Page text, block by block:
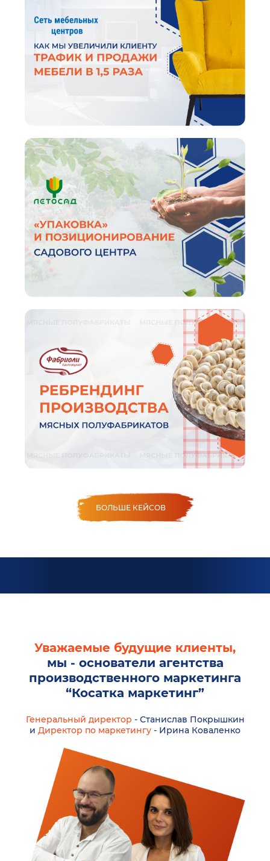
БОЛЬШЕ КЕЙСОВ
Уважаемые будущие клиенты,
мы - основатели агентства
производственного маркетинга
“Косатка маркетинг”
Генеральный директор - Станислав Покрышкин
и Директор по маркетингу - Ирина Коваленко